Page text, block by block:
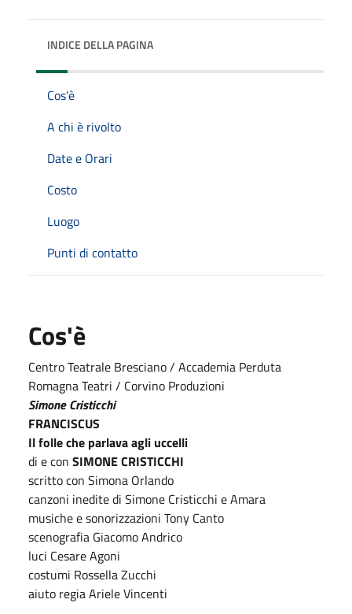
INDICE DELLA PAGINA
Cos'è
A chi è rivolto
Date e Orari
Costo
Luogo
Punti di contatto
Cos'è
Centro Teatrale Bresciano / Accademia Perduta
Romagna Teatri / Corvino Produzioni
Simone Cristicchi
FRANCISCUS
Il folle che parlava agli uccelli
di e con SIMONE CRISTICCHI
scritto con Simona Orlando
canzoni inedite di Simone Cristicchi e Amara
musiche e sonorizzazioni Tony Canto
scenografia Giacomo Andrico
luci Cesare Agoni
costumi Rossella Zucchi
aiuto regia Ariele Vincenti